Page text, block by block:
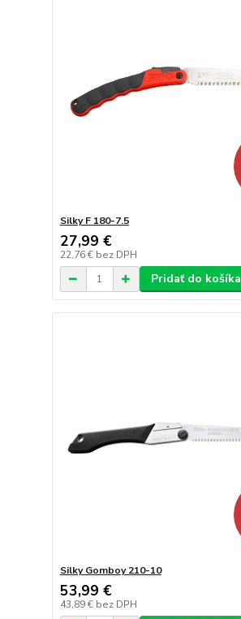
Silky F 180-7.5
27,99 €
22,76 € bez DPH
Pridať do košíka
Silky Gomboy 210-10
53,99 €
43,89 € bez DPH